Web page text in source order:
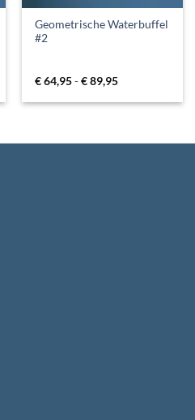
Geometrische Waterbuffel
#2
€64,95-€89,95Prijsklasse:
tot